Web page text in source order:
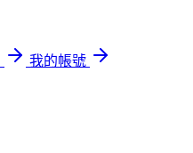
我的帳號